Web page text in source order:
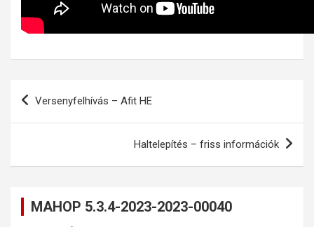
Bejegyzés
navigáció
Versenyfelhívás – Afit HE
Haltelepítés – friss információk
MAHOP 5.3.4-2023-2023-00040